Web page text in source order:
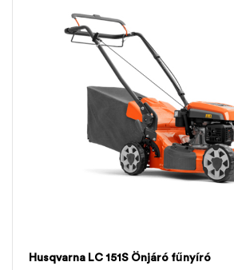
Husqvarna LC 151S Önjáró fűnyíró